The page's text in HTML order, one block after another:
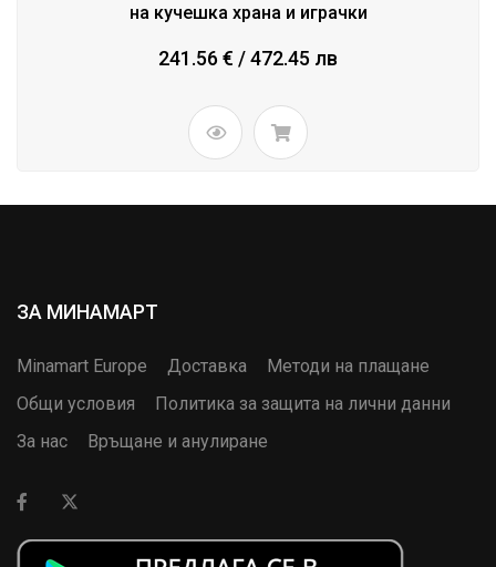
на кучешка храна и играчки
241.56 € / 472.45 лв
ЗА МИНАМАРТ
Minamart Europe Доставка
Методи на плащане
Общи условия
Политика за защита на лични данни
За нас
Връщане и анулиране